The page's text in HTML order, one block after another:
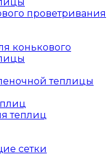
проветривания
конькового
теплицы
теплиц
сетки